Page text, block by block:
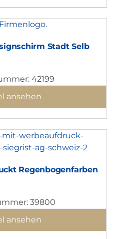
Stadt Selb
42199
ansehen
Regenbogenfarben
39800
ansehen